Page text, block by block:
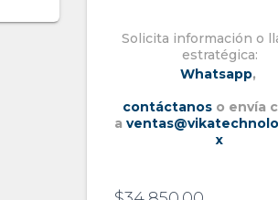
Solicita información o
estratégica:
Whatsapp,
contáctanos o envía
a
x